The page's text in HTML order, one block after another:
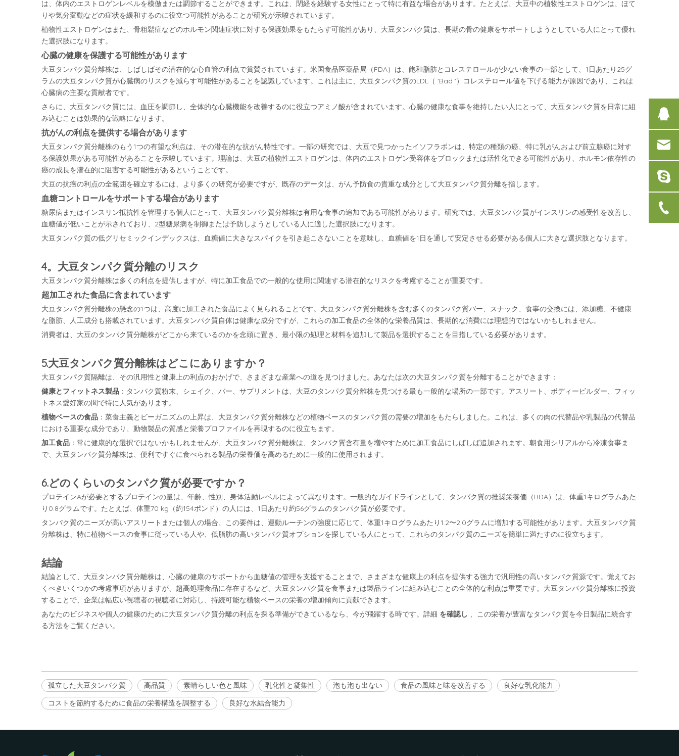
は、体内のエストロゲンレベルを模倣または調節することができます。これは、閉経を経験する女性にとって特に有益な場合があります。たとえば、大豆中の植物性エストロゲンは、ほて
りや気分変動などの症状を緩和するのに役立つ可能性があることが研究が示唆されています。
植物性エストロゲンはまた、骨粗鬆症などのホルモン関連症状に対する保護効果をもたらす可能性があり、大豆タンパク質は、長期の骨の健康をサポートしようとしている人にとって優れ
た選択肢になります。
心臓の健康を保護する可能性があります
大豆タンパク質分離株は、しばしばその潜在的な心血管の利点で賞賛されています。米国食品医薬品局（FDA）は、飽和脂肪とコレステロールが少ない食事の一部として、1日あたり25グ
ラムの大豆タンパク質が心臓病のリスクを減らす可能性があることを認識しています。これは主に、大豆タンパク質のLDL（ 'Bad '）コレステロール値を下げる能力が原因であり、これは
心臓病の主要な貢献者です。
さらに、大豆タンパク質には、血圧を調節し、全体的な心臓機能を改善するのに役立つアミノ酸が含まれています。心臓の健康な食事を維持したい人にとって、大豆タンパク質を日常に組
み込むことは効果的な戦略になります。
抗がんの利点を提供する場合があります
大豆タンパク質分離株のもう1つの有望な利点は、その潜在的な抗がん特性です。一部の研究では、大豆で見つかったイソフラボンは、特定の種類の癌、特に乳がんおよび前立腺癌に対す
る保護効果がある可能性があることを示唆しています。理論は、大豆の植物性エストロゲンは、体内のエストロゲン受容体をブロックまたは活性化できる可能性があり、ホルモン依存性の
癌の成長を潜在的に阻害する可能性があるということです。
大豆の抗癌の利点の全範囲を確立するには、より多くの研究が必要ですが、既存のデータは、がん予防食の貴重な成分として大豆タンパク質分離を指します。
血糖コントロールをサポートする場合があります
糖尿病またはインスリン抵抗性を管理する個人にとって、大豆タンパク質分離株は有用な食事の追加である可能性があります。研究では、大豆タンパク質がインスリンの感受性を改善し、
血糖値が低いことが示されており、2型糖尿病を制御または予防しようとしている人に適した選択肢になります。
大豆タンパク質の低グリセミックインデックスは、血糖値に大きなスパイクを引き起こさないことを意味し、血糖値を1日を通して安定させる必要がある個人に大きな選択肢となります。
4。大豆タンパク質分離のリスク
大豆タンパク質分離株は多くの利点を提供しますが、特に加工食品での一般的な使用に関連する潜在的なリスクを考慮することが重要です。
超加工された食品に含まれています
大豆タンパク質分離株の懸念の1つは、高度に加工された食品によく見られることです。大豆タンパク質分離株を含む多くのタンパク質バー、スナック、食事の交換には、添加糖、不健康
な脂肪、人工成分も搭載されています。大豆タンパク質自体は健康な成分ですが、これらの加工食品の全体的な栄養品質は、長期的な消費には理想的ではないかもしれません。
消費者は、大豆のタンパク質分離株がどこから来ているのかを念頭に置き、最小限の処理と材料を追加して製品を選択することを目指している必要があります。
5.大豆タンパク質分離株はどこにありますか？
大豆タンパク質隔離は、その汎用性と健康上の利点のおかげで、さまざまな産業への道を見つけました。あなたは次の大豆タンパク質を分離することができます：
健康とフィットネス製品 ：タンパク質粉末、シェイク、バー、サプリメントは、大豆のタンパク質分離株を見つける最も一般的な場所の一部です。アスリート、ボディービルダー、フィッ
トネス愛好家の間で特に人気があります。
植物ベースの食品 ：菜食主義とビーガニズムの上昇は、大豆タンパク質分離株などの植物ベースのタンパク質の需要の増加をもたらしました。これは、多くの肉の代替品や乳製品の代替品
における重要な成分であり、動物製品の質感と栄養プロファイルを再現するのに役立ちます。
加工食品 ：常に健康的な選択ではないかもしれませんが、大豆タンパク質分離株は、タンパク質含有量を増やすために加工食品にしばしば追加されます。朝食用シリアルから冷凍食事ま
で、大豆タンパク質分離株は、便利ですぐに食べられる製品の栄養価を高めるために一般的に使用されます。
6.どのくらいのタンパク質が必要ですか？
プロテインAが必要とするプロテインの量は、年齢、性別、身体活動レベルによって異なります。一般的なガイドラインとして、タンパク質の推奨栄養価（RDA）は、体重1キログラムあた
り0.8グラムです。たとえば、体重70 kg（約154ポンド）の人には、1日あたり約56グラムのタンパク質が必要です。
タンパク質のニーズが高いアスリートまたは個人の場合、この要件は、運動ルーチンの強度に応じて、体重1キログラムあたり1.2〜2.0グラムに増加する可能性があります。大豆タンパク質
分離株は、特に植物ベースの食事に従っている人や、低脂肪の高いタンパク質オプションを探している人にとって、これらのタンパク質のニーズを簡単に満たすのに役立ちます。
結論
結論として、大豆タンパク質分離株は、心臓の健康のサポートから血糖値の管理を支援することまで、さまざまな健康上の利点を提供する強力で汎用性の高いタンパク質源です。覚えてお
くべきいくつかの考慮事項がありますが、超高処理食品に存在するなど、大豆タンパク質を食事または製品ラインに組み込むことの全体的な利点は重要です。大豆タンパク質分離株に投資
することで、企業は幅広い視聴者の視聴者に対応し、持続可能な植物ベースの栄養の増加傾向に貢献できます。
あなたのビジネスや個人の健康のために大豆タンパク質分離の利点を探る準備ができているなら、今が飛躍する時です。詳細 を確認し 、この栄養が豊富なタンパク質を今日製品に統合す
る方法をご覧ください。
孤立した大豆タンパク質 高品質 素晴らしい色と風味 乳化性と凝集性 泡も泡も出ない 食品の風味と味を改善する
良好な乳化能力
コストを節約するために食品の栄養構造を調整する
良好な水結合能力